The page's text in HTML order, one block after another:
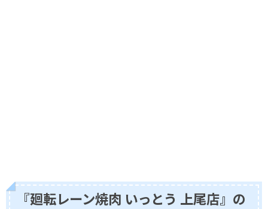
『廻転レーン焼肉 いっとう 上尾店』の